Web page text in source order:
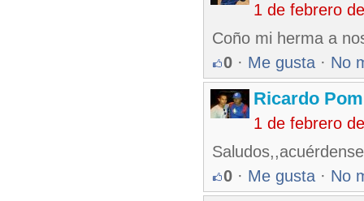
1 de febrero
Coño mi herma a
0 · Me gusta · No
Ricardo
1 de febrero
0 · Me gusta · No